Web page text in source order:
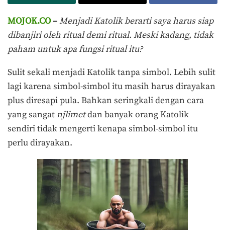
MOJOK.CO–Menjadi Katolik berarti saya harus siap
dibanjiri oleh ritual demi ritual. Meski kadang, tidak
paham untuk apa fungsi ritual itu?
Sulit sekali menjadi Katolik tanpa simbol. Lebih sulit
lagi karena simbol-simbol itu masih harus dirayakan
plus diresapi pula. Bahkan seringkali dengan cara
yang sangatnjlimetdan banyak orang Katolik
sendiri tidak mengerti kenapa simbol-simbol itu
perlu dirayakan.